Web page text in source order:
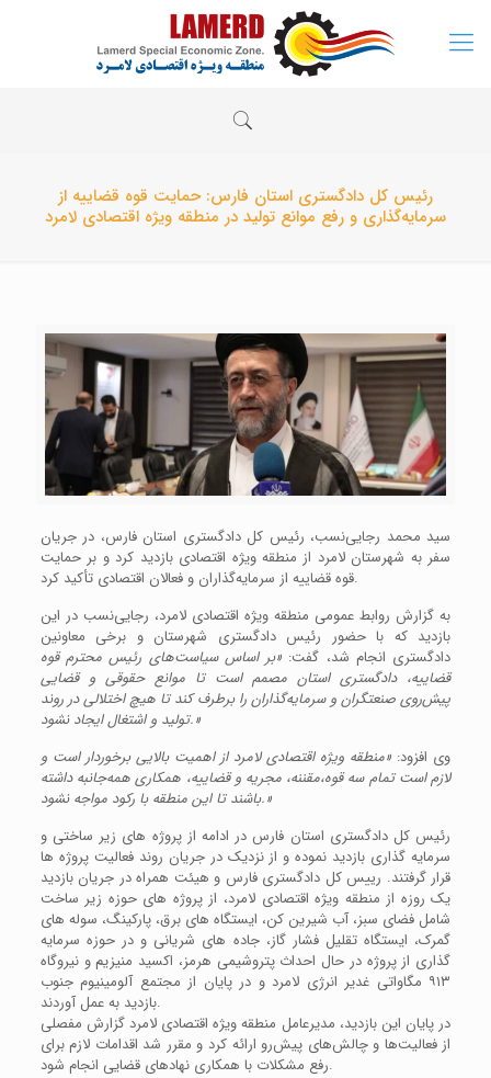
رئیس کل دادگستری استان فارس: حمایت قوه قضاییه از
سرمایه‌گذاری و رفع موانع تولید در منطقه ویژه اقتصادی لامرد
سید محمد رجایی‌نسب، رئیس کل دادگستری استان فارس، در جریان
سفر به شهرستان لامرد از منطقه ویژه اقتصادی بازدید کرد و بر حمایت
قوه قضاییه از سرمایه‌گذاران و فعالان اقتصادی تأکید کرد.
به گزارش روابط عمومی منطقه ویژه اقتصادی لامرد، رجایی‌نسب در این
بازدید که با حضور رئیس دادگستری شهرستان و برخی معاونین
دادگستری انجام شد، گفت: «بر اساس سیاست‌های رئیس محترم قوه
قضاییه، دادگستری استان مصمم است تا موانع حقوقی و قضایی
پیش‌روی صنعتگران و سرمایه‌گذاران را برطرف کند تا هیچ اختلالی در روند
تولید و اشتغال ایجاد نشود.»
وی افزود: «منطقه ویژه اقتصادی لامرد از اهمیت بالایی برخوردار است و
لازم است تمام سه قوه،مقننه، مجریه و قضاییه، همکاری همه‌جانبه داشته
باشند تا این منطقه با رکود مواجه نشود.»
رئیس کل دادگستری استان فارس در ادامه از پروژه های زیر ساختی و
سرمایه گذاری بازدید نموده و از نزدیک در جریان روند فعالیت پروژه ها
قرار گرفتند. رییس کل دادگستری فارس و هیئت همراه در جریان بازدید
یک روزه از منطقه ویژه اقتصادی لامرد، از پروژه های حوزه زیر ساخت
شامل فضای سبز، آب شیرین کن، ایستگاه های برق، پارکینگ، سوله های
گمرک، ایستگاه تقلیل فشار گاز، جاده های شریانی و در حوزه سرمایه
گذاری از پروژه در حال احداث پتروشیمی هرمز، اکسید منیزیم و نیروگاه
۹۱۳ مگاواتی غدیر انرژی لامرد و در پایان از مجتمع آلومینیوم جنوب
بازدید به عمل آوردند.
در پایان این بازدید، مدیرعامل منطقه ویژه اقتصادی لامرد گزارش مفصلی
از فعالیت‌ها و چالش‌های پیش‌رو ارائه کرد و مقرر شد اقدامات لازم برای
رفع مشکلات با همکاری نهادهای قضایی انجام شود.